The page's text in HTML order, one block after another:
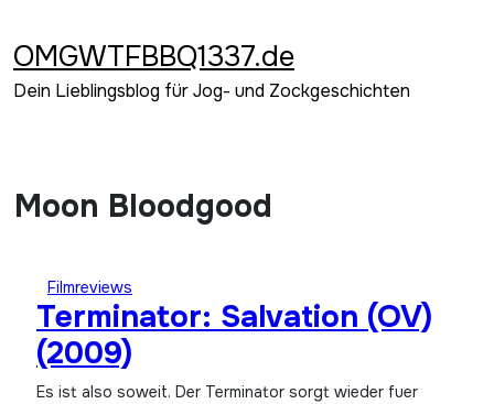
springen
OMGWTFBBQ1337.de
Dein Lieblingsblog für Jog- und Zockgeschichten
Moon Bloodgood
Filmreviews
Terminator: Salvation (OV)
(2009)
Es ist also soweit. Der Terminator sorgt wieder fuer